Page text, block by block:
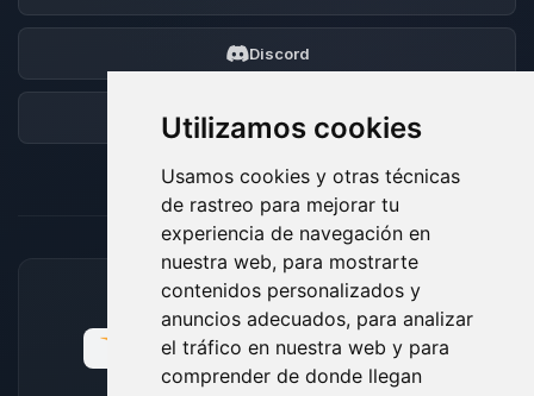
Utilizamos cookies
Usamos cookies y otras técnicas
de rastreo para mejorar tu
experiencia de navegación en
nuestra web, para mostrarte
contenidos personalizados y
anuncios adecuados, para analizar
el tráfico en nuestra web y para
comprender de donde llegan
Discord
Foro
MÉTODOS DE PAGO ACEPTADOS